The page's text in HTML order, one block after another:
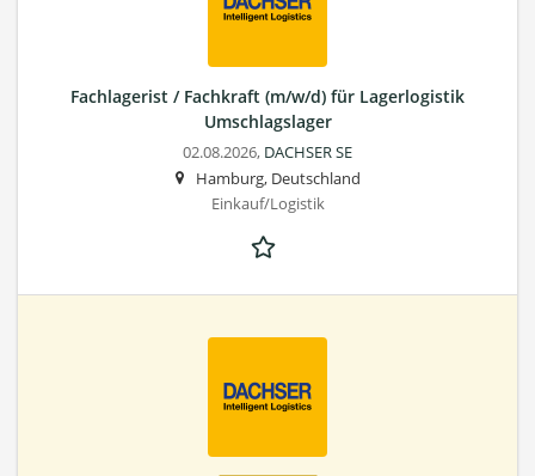
Fachlagerist / Fachkraft (m/w/d) für Lagerlogistik
Umschlagslager
02.08.2026, DACHSER SE
Hamburg, Deutschland
Einkauf/Logistik